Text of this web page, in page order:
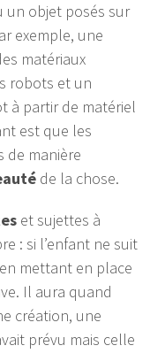
un objet posés sur
exemple, une
matériaux
robots et un
à partir de matériel
est que les
de manière
de la chose.
et sujettes à
: si l’enfant ne suit
mettant en place
Il aura quand
création, une
prévu mais celle